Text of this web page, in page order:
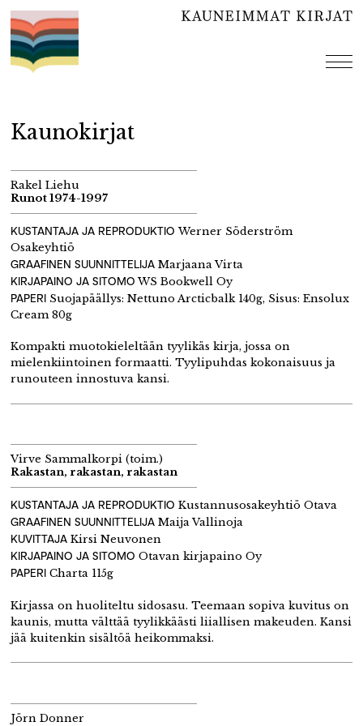
Hyppää
sisältöön
Kaunokirjat
Rakel Liehu
Runot 1974-1997
KUSTANTAJA JA REPRODUKTIOWerner Söderström
Osakeyhtiö
GRAAFINEN SUUNNITTELIJA Marjaana Virta
KIRJAPAINO JA SITOMOWS Bookwell Oy
PAPERI Suojapäällys: Nettuno Arcticbalk 140g, Sisus: Ensolux
Cream 80g
Kompakti muotokieleltään tyylikäs kirja, jossa on
mielenkiintoinen formaatti. Tyylipuhdas kokonaisuus ja
runouteen innostuva kansi.
Virve Sammalkorpi (toim.)
Rakastan, rakastan, rakastan
KUSTANTAJA JA REPRODUKTIO Kustannusosakeyhtiö Otava
GRAAFINEN SUUNNITTELIJA Maija Vallinoja
KUVITTAJA Kirsi Neuvonen
KIRJAPAINO JA SITOMO Otavan kirjapaino Oy
PAPERI Charta 115g
Kirjassa on huoliteltu sidosasu. Teemaan sopiva kuvitus on
kaunis, mutta välttää tyylikkäästi liiallisen makeuden. Kansi
jää kuitenkin sisältöä heikommaksi.
Jörn Donner